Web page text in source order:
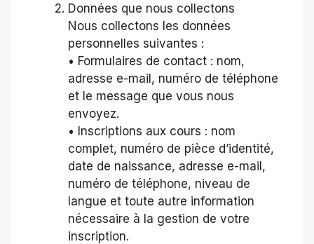
Données que nous collectons
Nous collectons les données
personnelles suivantes :
• Formulaires de contact : nom,
adresse e-mail, numéro de téléphone
et le message que vous nous
envoyez.
• Inscriptions aux cours : nom
complet, numéro de pièce d’identité,
date de naissance, adresse e-mail,
numéro de téléphone, niveau de
langue et toute autre information
nécessaire à la gestion de votre
inscription.